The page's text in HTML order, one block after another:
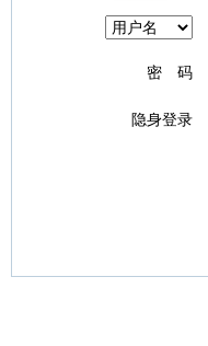
密 码
隐身登录